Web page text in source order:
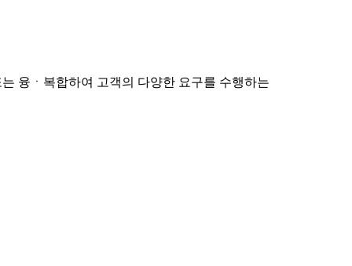
융ㆍ복합하여 고객의 다양한 요구를 수행하는